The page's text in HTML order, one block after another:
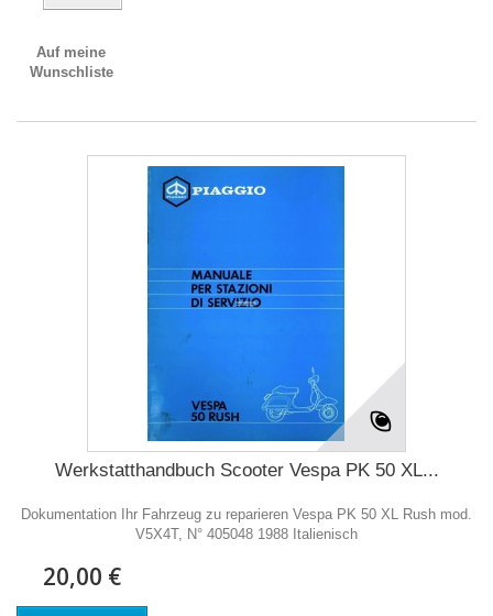
Auf meine
Wunschliste
Werkstatthandbuch Scooter Vespa PK 50 XL...
Dokumentation Ihr Fahrzeug zu reparieren Vespa PK 50 XL Rush mod.
V5X4T, N° 405048 1988 Italienisch
20,00 €